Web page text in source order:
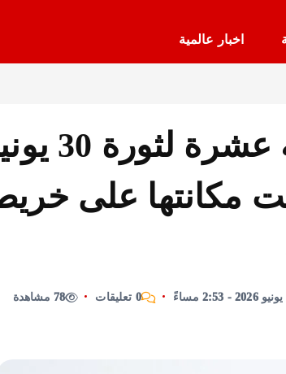
اخبار عالمية
في الذكرى
على
0 تعليقات 78 مشاهدة